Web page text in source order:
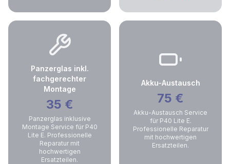
Panzerglas inkl.
fachgerechter
Montage
35 €
Panzerglas inklusive
Montage Service für P40
Lite E. Professionelle
Reparatur mit
hochwertigen
Ersatzteilen.
Akku-Austausch
75 €
Akku-Austausch Service
für P40 Lite E.
Professionelle Reparatur
mit hochwertigen
Ersatzteilen.